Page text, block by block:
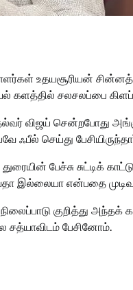
உதயசூரியன்
சலசலப்பை கிளப்பி
விஜய் சென்றபோது
ஃபீல் செய்து
பேச்சு சுட்டிக்
இல்லையா என்பதை
குறித்து அந்தக்
சத்யாவிடம் பேசினோம்.